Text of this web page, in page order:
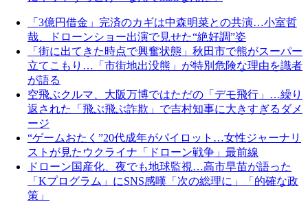
「3億円借金」完済のカギは中森明菜との共演…小室哲
哉、ドローンショー出演で見せた“絶好調”姿
「街に出てきた時点で興奮状態」秋田市で熊がスーパー
立てこもり…「市街地出没熊」が特別危険な理由を識者
が語る
空飛ぶクルマ、大阪万博ではただの「デモ飛行」…繰り
返された「飛ぶ飛ぶ詐欺」で吉村知事に大きすぎるダメ
ージ
“ゲームおたく”20代成年がパイロット…女性ジャーナリ
ストが見たウクライナ「ドローン戦争」最前線
ドローン国産化、夜でも地球監視…高市早苗が語った
「Kプログラム」にSNS感嘆「次の総理に」「的確な政
策」